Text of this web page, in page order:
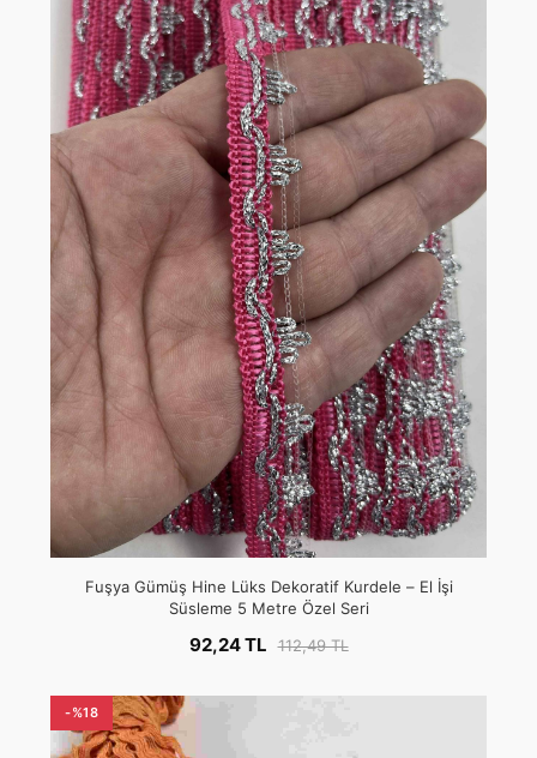
Fuşya Gümüş Hine Lüks Dekoratif Kurdele – El İşi
Süsleme 5 Metre Özel Seri
92,24 TL 112,49 TL
-%18